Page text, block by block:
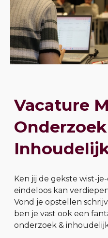
Vacature
Ken jij de gekste wist-
eindeloos kan
Vond je opstellen
ben je vast ook een
onderzoek &